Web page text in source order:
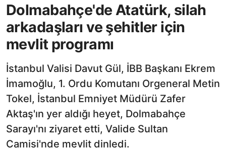
Dolmabahçe'de Atatürk, silah
arkadaşları ve şehitler için
mevlit programı
İstanbul Valisi Davut Gül, İBB Başkanı Ekrem
İmamoğlu, 1. Ordu Komutanı Orgeneral Metin
Tokel, İstanbul Emniyet Müdürü Zafer
Aktaş'ın yer aldığı heyet, Dolmabahçe
Sarayı'nı ziyaret etti, Valide Sultan
Camisi'nde mevlit dinledi.